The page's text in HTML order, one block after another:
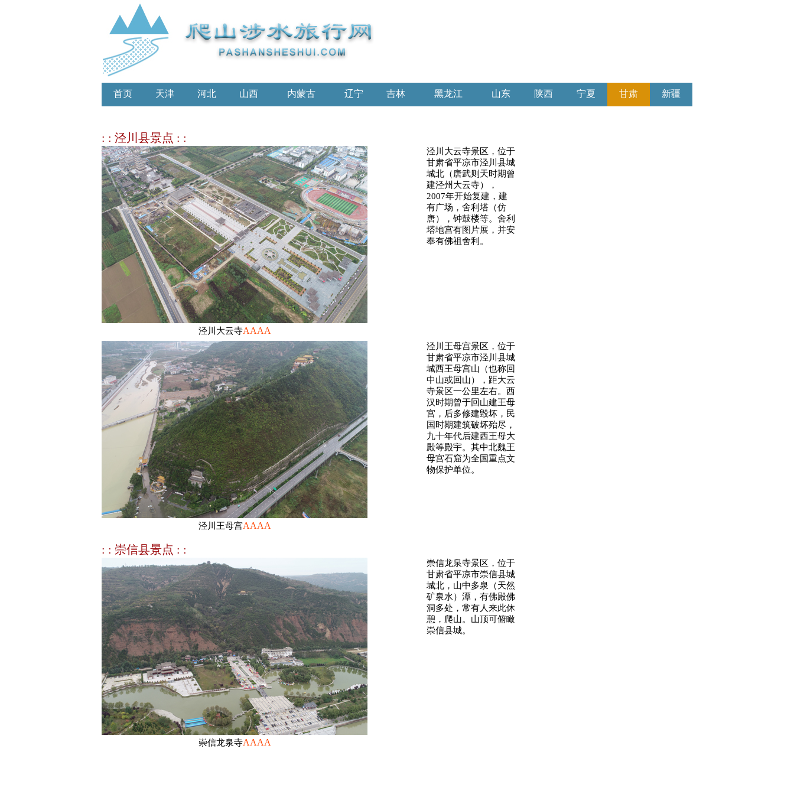
首页 天津 河北 山西 内蒙古 辽宁 吉林 黑龙江 山东 陕西 宁夏 甘肃 新疆
: : 泾川县景点 : :
泾川大云寺AAAA
泾川大云寺景区，位于
甘肃省平凉市泾川县城
城北（唐武则天时期曾
建泾州大云寺），
2007年开始复建，建
有广场，舍利塔（仿
唐），钟鼓楼等。舍利
塔地宫有图片展，并安
奉有佛祖舍利。
泾川王母宫AAAA
泾川王母宫景区，位于
甘肃省平凉市泾川县城
城西王母宫山（也称回
中山或回山），距大云
寺景区一公里左右。西
汉时期曾于回山建王母
宫，后多修建毁坏，民
国时期建筑破坏殆尽，
九十年代后建西王母大
殿等殿宇。其中北魏王
母宫石窟为全国重点文
物保护单位。
: : 崇信县景点 : :
崇信龙泉寺AAAA
崇信龙泉寺景区，位于
甘肃省平凉市崇信县城
城北，山中多泉（天然
矿泉水）潭，有佛殿佛
洞多处，常有人来此休
憩，爬山。山顶可俯瞰
崇信县城。